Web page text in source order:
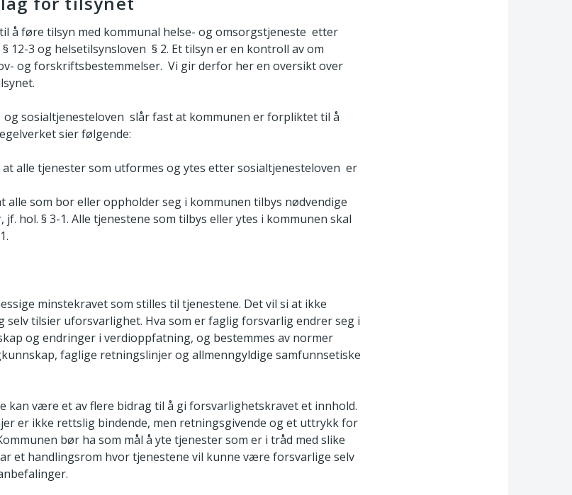
å føre tilsyn med kommunal helse- og omsorgstjeneste etter
12-3 og helsetilsynsloven § 2. Et tilsyn er en kontroll av om
og forskriftsbestemmelser. Vi gir derfor her en oversikt over
sosialtjenesteloven slår fast at kommunen er forpliktet til å
sier følgende:
alle tjenester som utformes og ytes etter sosialtjenesteloven er
alle som bor eller oppholder seg i kommunen tilbys nødvendige
hol. § 3-1. Alle tjenestene som tilbys eller ytes i kommunen skal
minstekravet som stilles til tjenestene. Det vil si at ikke
selv tilsier uforsvarlighet. Hva som er faglig forsvarlig endrer seg i
og endringer i verdioppfatning, og bestemmes av normer
faglige retningslinjer og allmenngyldige samfunnsetiske
kan være et av flere bidrag til å gi forsvarlighetskravet et innhold.
er ikke rettslig bindende, men retningsgivende og et uttrykk for
bør ha som mål å yte tjenester som er i tråd med slike
et handlingsrom hvor tjenestene vil kunne være forsvarlige selv